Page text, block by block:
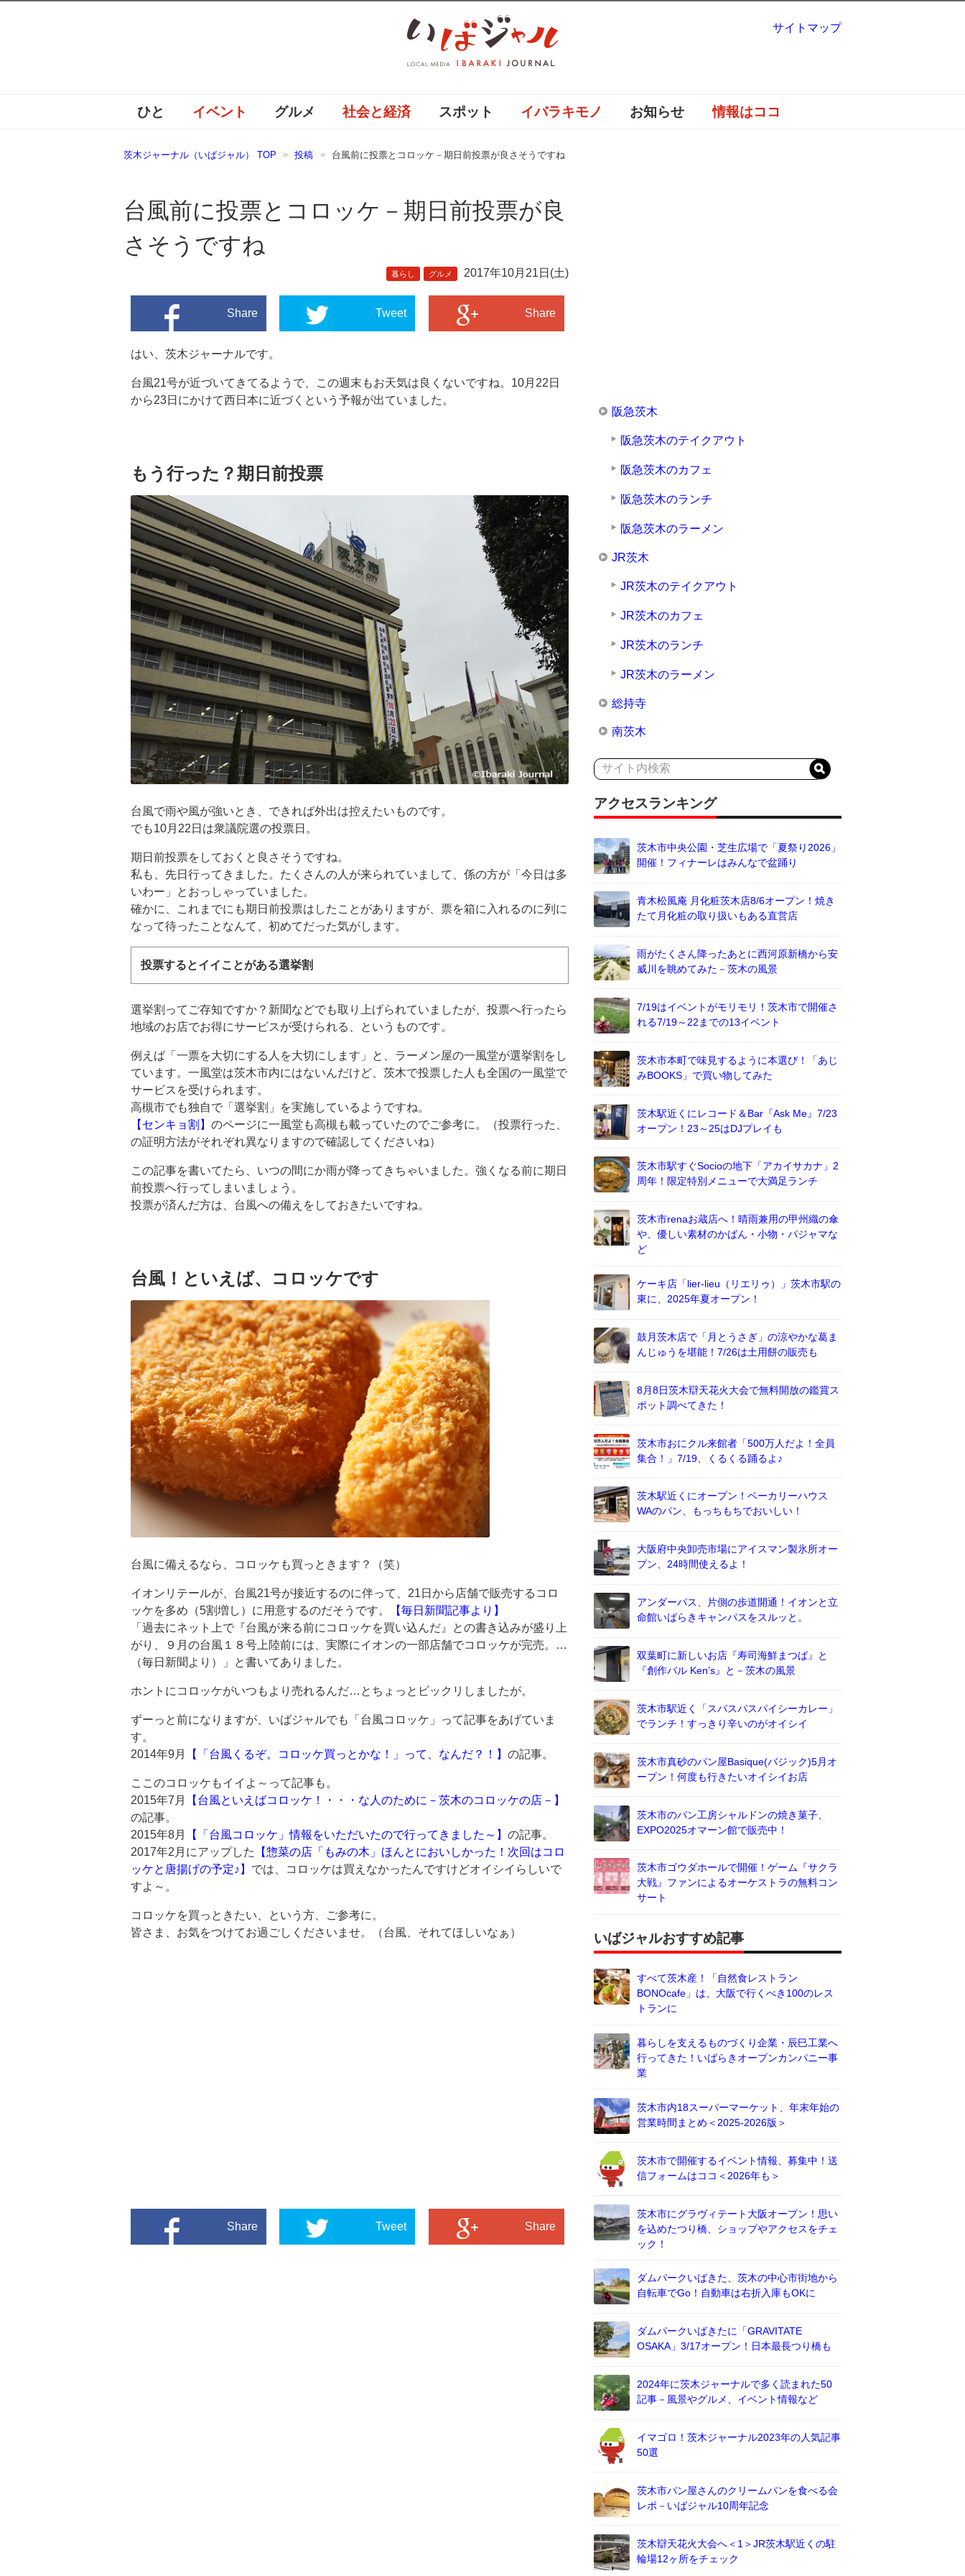
ひと イベント グルメ 社会と経済 スポット イバラキモノ お知らせ 情報はココ
茨木ジャーナル（いばジャル） TOP 投稿 台風前に投票とコロッケ－期日前投票が良さそうですね
台風前に投票とコロッケ－期日前投票が良
さそうですね
暮らし グルメ 2017年10月21日(土)
Share Tweet Share
はい、茨木ジャーナルです。
台風21号が近づいてきてるようで、この週末もお天気は良くないですね。10月22日
から23日にかけて西日本に近づくという予報が出ていました。
もう行った？期日前投票
台風で雨や風が強いとき、できれば外出は控えたいものです。
でも10月22日は衆議院選の投票日。
期日前投票をしておくと良さそうですね。
私も、先日行ってきました。たくさんの人が来られていまして、係の方が「今日は多
いわー」とおっしゃっていました。
確かに、これまでにも期日前投票はしたことがありますが、票を箱に入れるのに列に
なって待ったことなんて、初めてだった気がします。
投票するとイイことがある選挙割
選挙割ってご存知ですか？新聞などでも取り上げられていましたが、投票へ行ったら
地域のお店でお得にサービスが受けられる、というものです。
例えば「一票を大切にする人を大切にします」と、ラーメン屋の一風堂が選挙割をし
ています。一風堂は茨木市内にはないんだけど、茨木で投票した人も全国の一風堂で
サービスを受けられます。
高槻市でも独自で「選挙割」を実施しているようですね。
【センキョ割】 のページに一風堂も高槻も載っていたのでご参考に。（投票行った、
の証明方法がそれぞれ異なりますので確認してくださいね）
この記事を書いてたら、いつの間にか雨が降ってきちゃいました。強くなる前に期日
前投票へ行ってしまいましょう。
投票が済んだ方は、台風への備えをしておきたいですね。
台風！といえば、コロッケです
台風に備えるなら、コロッケも買っときます？（笑）
イオンリテールが、台風21号が接近するのに伴って、21日から店舗で販売するコロ
ッケを多め（5割増し）に用意するのだそうです。
【毎日新聞記事より】
「過去にネット上で『台風が来る前にコロッケを買い込んだ』との書き込みが盛り上
がり、９月の台風１８号上陸前には、実際にイオンの一部店舗でコロッケが完売。…
（毎日新聞より）」と書いてありました。
ホントにコロッケがいつもより売れるんだ…とちょっとビックリしましたが。
ずーっと前になりますが、いばジャルでも「台風コロッケ」って記事をあげていま
す。
2014年9月
【「台風くるぞ。コロッケ買っとかな！」って、なんだ？！】 の記事。
ここのコロッケもイイよ～って記事も。
2015年7月
【台風といえばコロッケ！・・・な人のために－茨木のコロッケの店－】
の記事。
2015年8月
【「台風コロッケ」情報をいただいたので行ってきました～】 の記事。
2017年2月にアップした
【惣菜の店「もみの木」ほんとにおいしかった！次回はコロ
ッケと唐揚げの予定♪】 では、コロッケは買えなかったんですけどオイシイらしいで
すよ～。
コロッケを買っときたい、という方、ご参考に。
皆さま、お気をつけてお過ごしくださいませ。（台風、それてほしいなぁ）
Share Tweet Share
阪急茨木
阪急茨木のテイクアウト
阪急茨木のカフェ
阪急茨木のランチ
阪急茨木のラーメン
JR茨木
JR茨木のテイクアウト
JR茨木のカフェ
JR茨木のランチ
JR茨木のラーメン
総持寺
南茨木
アクセスランキング
茨木市中央公園・芝生広場で「夏祭り2026」
開催！フィナーレはみんなで盆踊り
青木松風庵 月化粧茨木店8/6オープン！焼き
たて月化粧の取り扱いもある直営店
雨がたくさん降ったあとに西河原新橋から安
威川を眺めてみた－茨木の風景
7/19はイベントがモリモリ！茨木市で開催さ
れる7/19～22までの13イベント
茨木市本町で味見するように本選び！「あじ
みBOOKS」で買い物してみた
茨木駅近くにレコード＆Bar『Ask Me』7/23
オープン！23～25はDJプレイも
茨木市駅すぐSocioの地下「アカイサカナ」2
周年！限定特別メニューで大満足ランチ
茨木市renaお蔵店へ！晴雨兼用の甲州織の傘
や、優しい素材のかばん・小物・パジャマな
ど
ケーキ店「lier-lieu（リエリゥ）」茨木市駅の
東に、2025年夏オープン！
鼓月茨木店で「月とうさぎ」の涼やかな葛ま
んじゅうを堪能！7/26は土用餅の販売も
8月8日茨木辯天花火大会で無料開放の鑑賞ス
ポット調べてきた！
茨木市おにクル来館者「500万人だよ！全員
集合！」7/19、くるくる踊るよ♪
茨木駅近くにオープン！ベーカリーハウス
WAのパン、もっちもちでおいしい！
大阪府中央卸売市場にアイスマン製氷所オー
プン、24時間使えるよ！
アンダーパス、片側の歩道開通！イオンと立
命館いばらきキャンパスをスルッと。
双葉町に新しいお店『寿司海鮮まつば』と
『創作バル Ken’s』と－茨木の風景
茨木市駅近く「スパスパスパイシーカレー」
でランチ！すっきり辛いのがオイシイ
茨木市真砂のパン屋Basique(バジック)5月オ
ープン！何度も行きたいオイシイお店
茨木市のパン工房シャルドンの焼き菓子、
EXPO2025オマーン館で販売中！
茨木市ゴウダホールで開催！ゲーム『サクラ
大戦』ファンによるオーケストラの無料コン
サート
いばジャルおすすめ記事
すべて茨木産！「自然食レストラン
BONOcafe」は、大阪で行くべき100のレス
トランに
暮らしを支えるものづくり企業・辰巳工業へ
行ってきた！いばらきオープンカンパニー事
業
茨木市内18スーパーマーケット、年末年始の
営業時間まとめ＜2025-2026版＞
茨木市で開催するイベント情報、募集中！送
信フォームはココ＜2026年も＞
茨木市にグラヴィテート大阪オープン！思い
を込めたつり橋、ショップやアクセスをチェ
ック！
ダムパークいばきた、茨木の中心市街地から
自転車でGo！自動車は右折入庫もOKに
ダムパークいばきたに「GRAVITATE
OSAKA」3/17オープン！日本最長つり橋も
2024年に茨木ジャーナルで多く読まれた50
記事－風景やグルメ、イベント情報など
イマゴロ！茨木ジャーナル2023年の人気記事
50選
茨木市パン屋さんのクリームパンを食べる会
レポ－いばジャル10周年記念
茨木辯天花火大会へ＜1＞JR茨木駅近くの駐
輪場12ヶ所をチェック
サイトマップ